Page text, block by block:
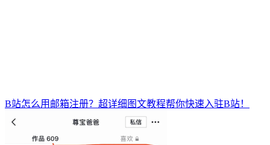
B站怎么用邮箱注册？超详细图文教程帮你快速入驻B站！